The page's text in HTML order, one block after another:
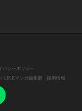
バシーポリシー
/ LINEマンガ編集部
採用情報